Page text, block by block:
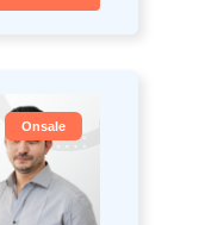
Onsale